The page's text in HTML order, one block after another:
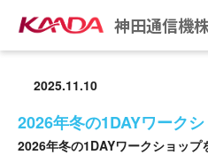
神田通信機
事業紹介
会社情報
2025.11.10
2026年冬の1DAYワーク
2026年冬の1DAYワークショップ